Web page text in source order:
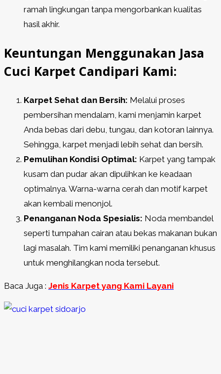
ramah lingkungan tanpa mengorbankan kualitas
hasil akhir.
Keuntungan Menggunakan Jasa
Cuci Karpet Candipari Kami:
Karpet Sehat dan Bersih: Melalui proses
pembersihan mendalam, kami menjamin karpet
Anda bebas dari debu, tungau, dan kotoran lainnya.
Sehingga, karpet menjadi lebih sehat dan bersih.
Pemulihan Kondisi Optimal: Karpet yang tampak
kusam dan pudar akan dipulihkan ke keadaan
optimalnya. Warna-warna cerah dan motif karpet
akan kembali menonjol.
Penanganan Noda Spesialis: Noda membandel
seperti tumpahan cairan atau bekas makanan bukan
lagi masalah. Tim kami memiliki penanganan khusus
untuk menghilangkan noda tersebut.
Baca Juga : Jenis Karpet yang Kami Layani